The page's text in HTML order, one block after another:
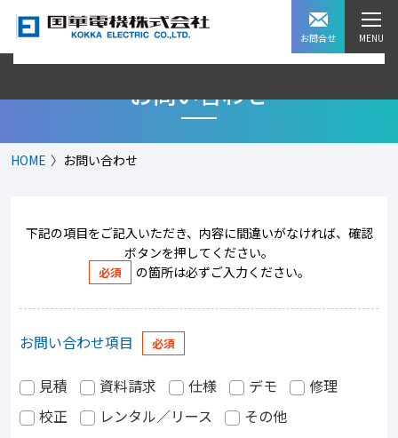
お問合せ
お問い合わせ
HOME お問い合わせ
下記の項目をご記入いただき、内容に間違いがなければ、確認
ボタンを押してください。
の箇所は必ずご入力ください。
お問い合わせ項目
見積 資料請求 仕様 デモ
修理
校正
レンタル／リース その他